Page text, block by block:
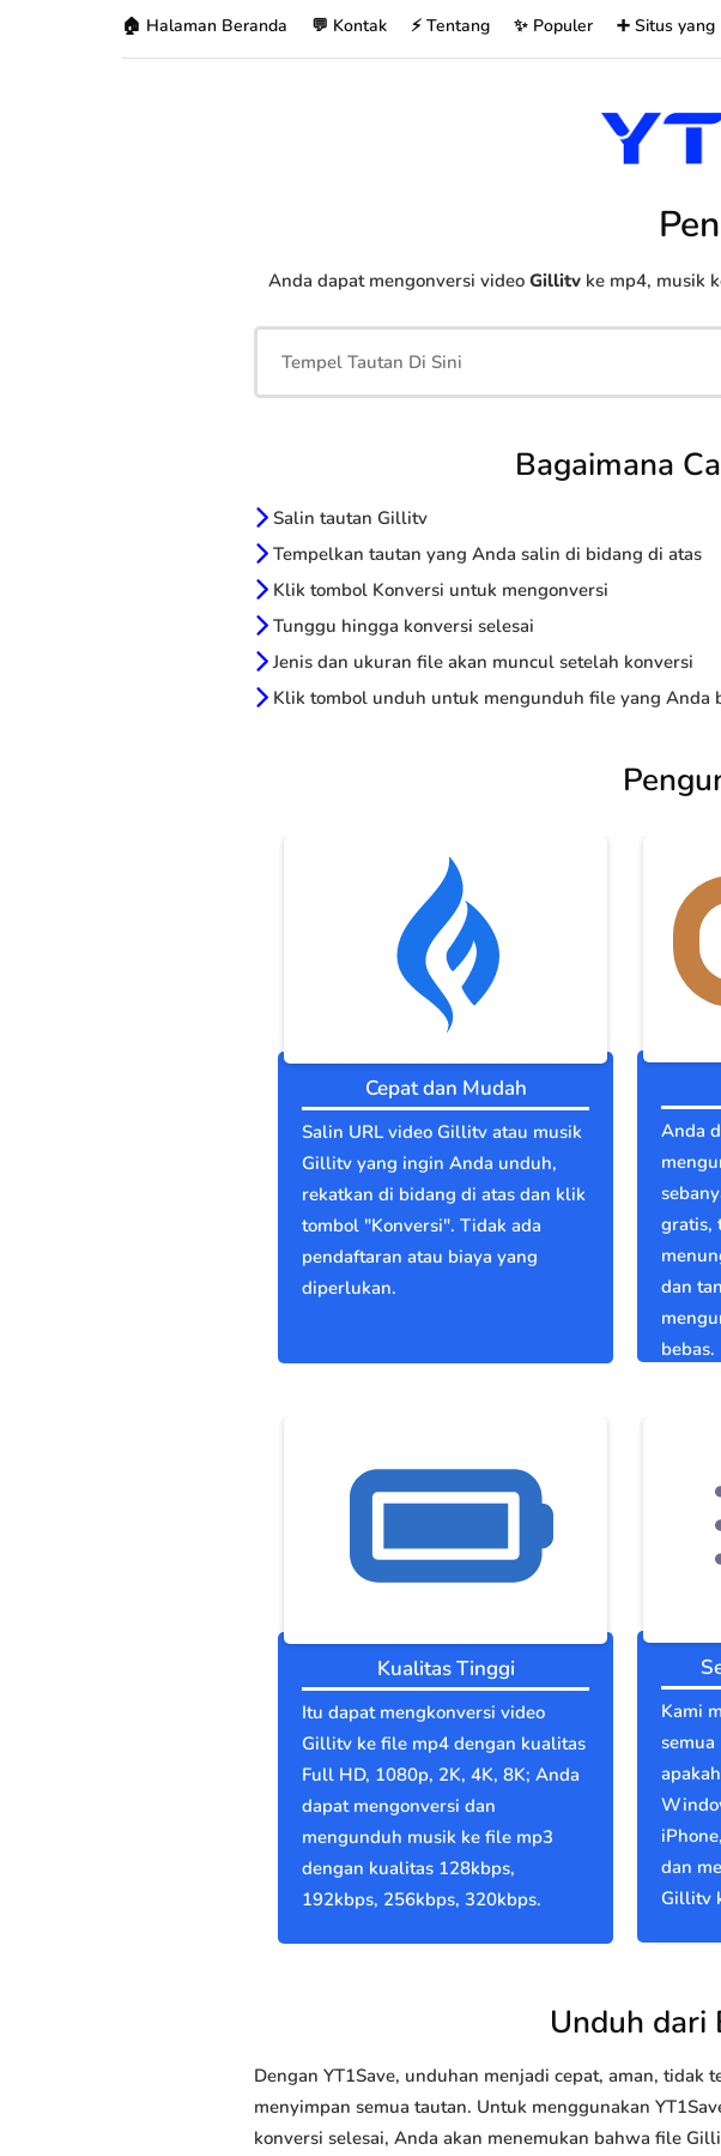
🏠 Halaman Beranda 💬 Kontak ⚡ Tentang ✨ Populer ➕ Situs
Anda dapat mengonversi video Gillitvke mp4, musik
Bagaimana
Salin tautan Gillitv
Tempelkan tautan yang Anda salin di bidang di atas
Klik tombol Konversi untuk mengonversi
Tunggu hingga konversi selesai
Jenis dan ukuran file akan muncul setelah konversi
Klik tombol unduh untuk mengunduh file yang Anda
Cepat dan Mudah
Salin URL video Gillitv atau musik
Gillitv yang ingin Anda unduh,
rekatkan di bidang di atas dan klik
tombol "Konversi". Tidak ada
pendaftaran atau biaya yang
diperlukan.
Anda
gratis,
dan
bebas.
Kualitas Tinggi
Itu dapat mengkonversi video
Gillitv ke file mp4 dengan kualitas
Full HD, 1080p, 2K, 4K, 8K; Anda
dapat mengonversi dan
mengunduh musik ke file mp3
dengan kualitas 128kbps,
192kbps, 256kbps, 320kbps.
Kami
dan
Gillitv
Unduh dari
Dengan YT1Save, unduhan menjadi cepat, aman,
menyimpan semua tautan. Untuk menggunakan
konversi selesai, Anda akan menemukan bahwa file